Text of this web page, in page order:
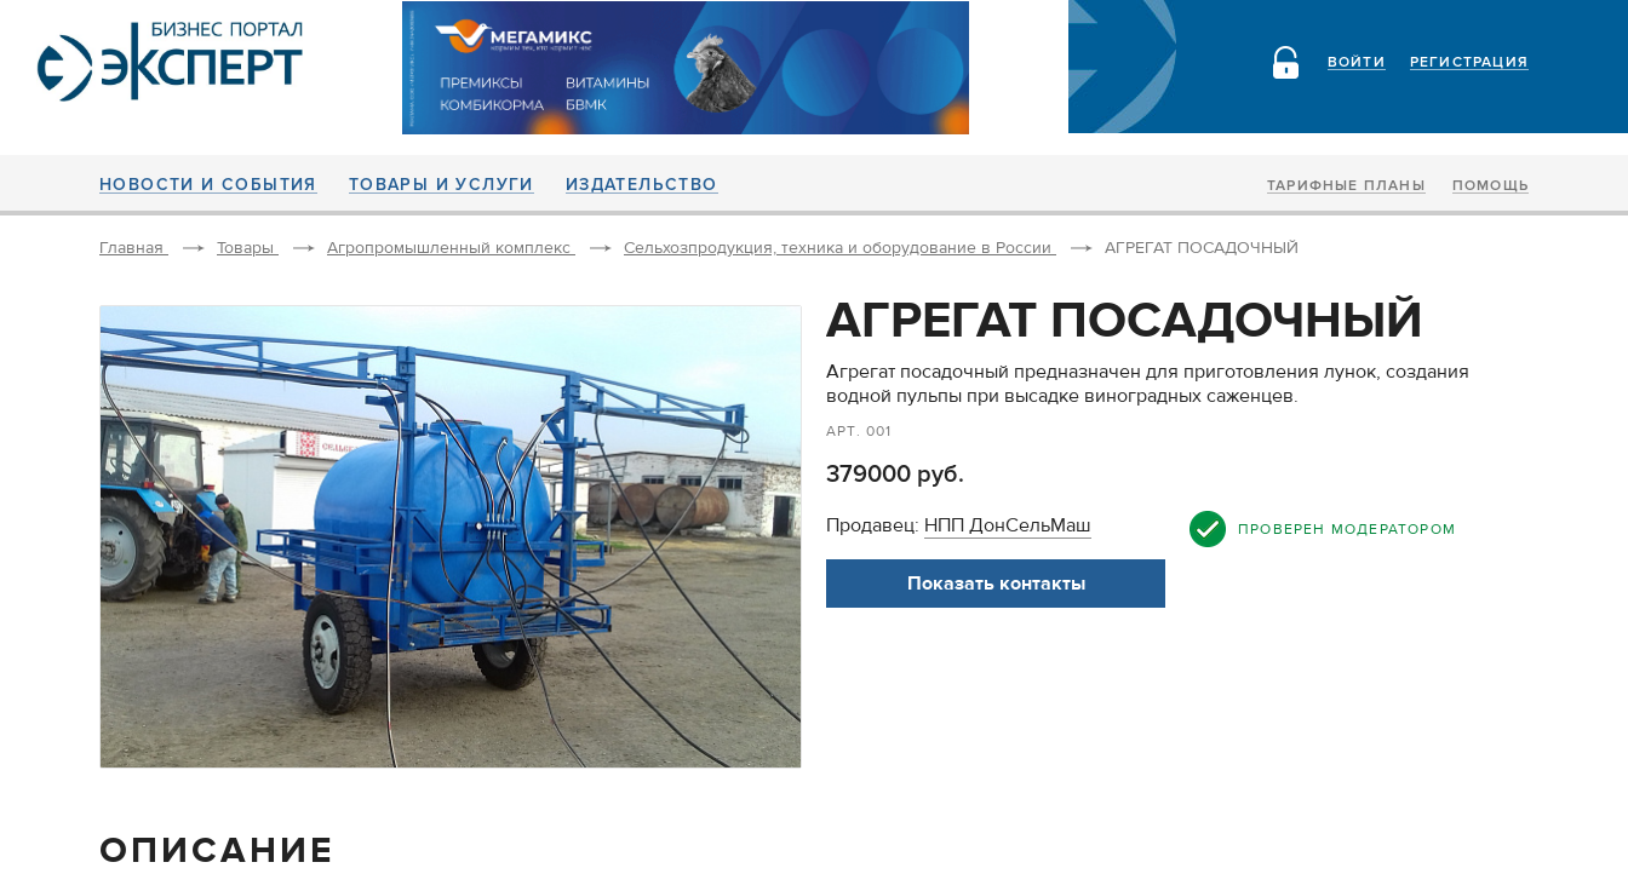
РЕГИСТРАЦИЯ
ВОЙТИ
НОВОСТИ И СОБЫТИЯ ТОВАРЫ И УСЛУГИ ИЗДАТЕЛЬСТВО ТАРИФНЫЕ ПЛАНЫ ПОМОЩЬ
Главная Товары Агропромышленный комплекс Сельхозпродукция, техника и оборудование в России АГРЕГАТ ПОСАДОЧНЫЙ
АГРЕГАТ ПОСАДОЧНЫЙ
Агрегат посадочный предназначен для приготовления лунок, создания
водной пульпы при высадке виноградных саженцев.
АРТ. 001
379000 руб.
Продавец: НПП ДонСельМаш ПРОВЕРЕН МОДЕРАТОРОМ
Показать контакты
ОПИСАНИЕ